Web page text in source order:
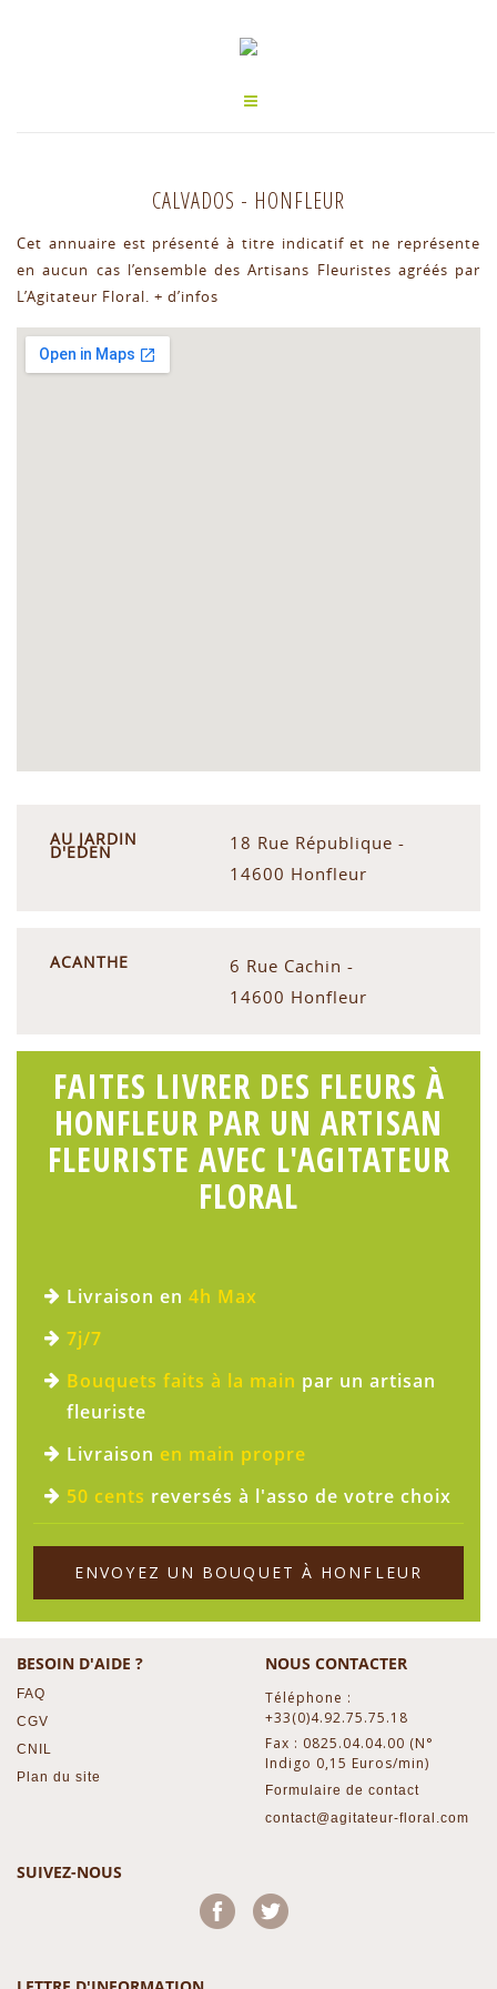
CALVADOS - HONFLEUR
Cet annuaire est présenté à titre indicatif et ne représente
en aucun cas l’ensemble des Artisans Fleuristes agréés par
L’Agitateur Floral. + d’infos
AU JARDIN
D'EDEN
18 Rue République -
14600 Honfleur
ACANTHE
6 Rue Cachin -
14600 Honfleur
FAITES LIVRER DES FLEURS À
HONFLEUR PAR UN ARTISAN
FLEURISTE AVEC L'AGITATEUR
FLORAL
Livraison en 4h Max
7j/7
Bouquets faits à la main par un artisan
fleuriste
Livraison en main propre
50 cents reversés à l'asso de votre choix
ENVOYEZ UN BOUQUET À HONFLEUR
BESOIN D'AIDE ?
FAQ
CGV
CNIL
Plan du site
NOUS CONTACTER
Téléphone :
+33(0)4.92.75.75.18
Fax : 0825.04.04.00 (N°
Indigo 0,15 Euros/min)
Formulaire de contact
contact@agitateur-floral.com
SUIVEZ-NOUS
Facebook